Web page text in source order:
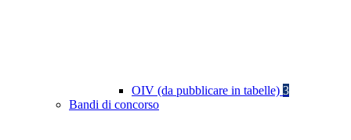
OIV (da pubblicare in tabelle) 3
Bandi di concorso